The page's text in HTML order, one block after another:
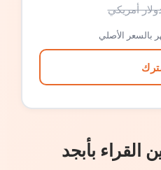
أمريكي
القراء بأبجد